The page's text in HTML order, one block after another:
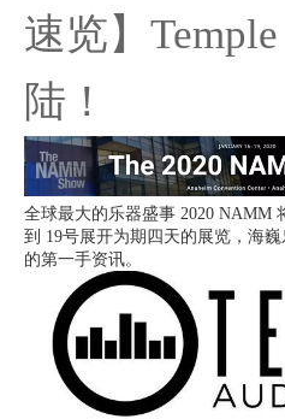
速览】
陆！
全球最大的乐器盛事 2020 NAMM
到 19号展开为期四天的展览，海
的第一手资讯。